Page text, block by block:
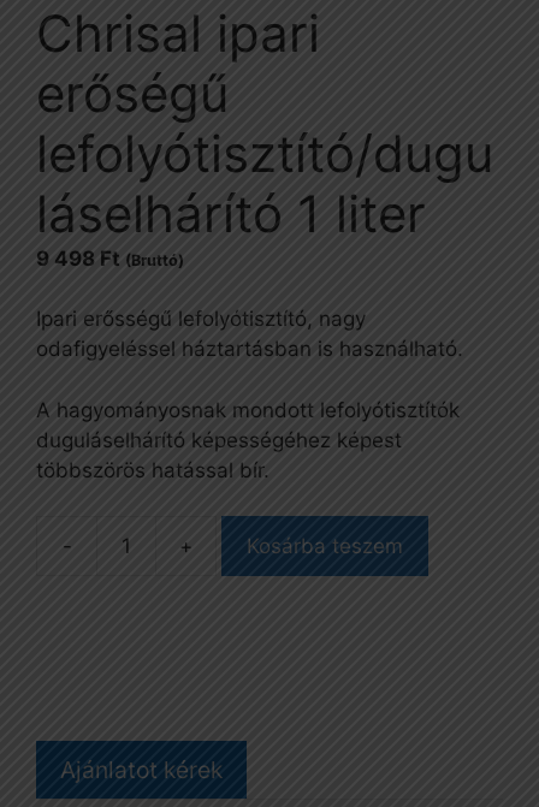
Chrisal ipari
erőségű
lefolyótisztító/dugu
láselhárító 1 liter
9 498 Ft (Bruttó)
Ipari erősségű lefolyótisztító, nagy
odafigyeléssel háztartásban is használható.
A hagyományosnak mondott lefolyótisztítók
duguláselhárító képességéhez képest
többszörös hatással bír.
-
Chrisal
mennyiség
+ Kosárba teszem
Ajánlatot kérek